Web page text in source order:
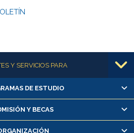
Y SERVICIOS PARA
os y exalumnas/os
en línea
y cambio de asignaturas
DE ESTUDIO
Y BECAS